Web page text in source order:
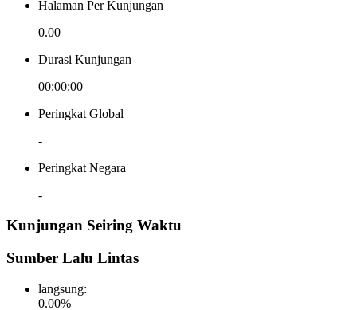
Halaman Per Kunjungan
0.00
Durasi Kunjungan
00:00:00
Peringkat Global
-
Peringkat Negara
-
Kunjungan Seiring Waktu
Sumber Lalu Lintas
langsung:
0.00%